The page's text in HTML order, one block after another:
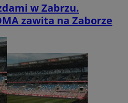
w Zabrzu.
zawita na Zaborze